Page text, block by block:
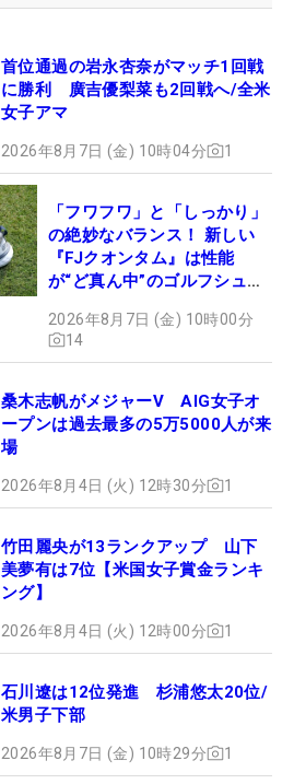
首位通過の岩永杏奈がマッチ1回戦
に勝利 廣吉優梨菜も2回戦へ/全米
女子アマ
2026年8月7日 (金) 10時04分 1
「フワフワ」と「しっかり」
の絶妙なバランス！ 新しい
『FJクオンタム』は性能
が“ど真ん中”のゴルフシュー
2026年8月7日 (金) 10時00分
14
桑木志帆がメジャーV AIG女子オ
ープンは過去最多の5万5000人が来
場
2026年8月4日 (火) 12時30分 1
竹田麗央が13ランクアップ 山下
美夢有は7位【米国女子賞金ランキ
ング】
2026年8月4日 (火) 12時00分 1
石川遼は12位発進 杉浦悠太20位/
米男子下部
2026年8月7日 (金) 10時29分 1